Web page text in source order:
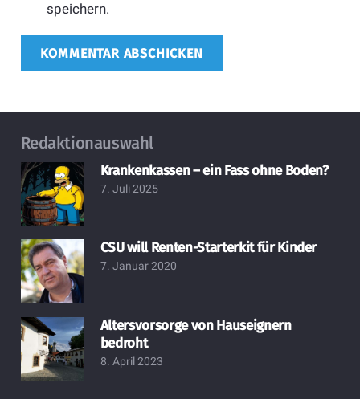
speichern.
KOMMENTAR ABSCHICKEN
Redaktionauswahl
Krankenkassen – ein Fass ohne Boden?
7. Juli 2025
CSU will Renten-Starterkit für Kinder
7. Januar 2020
Altersvorsorge von Hauseignern
bedroht
8. April 2023